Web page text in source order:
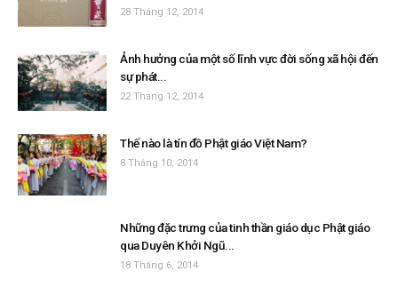
28 Tháng 12, 2014
Ảnh hưởng của một số lĩnh vực đời sống xã hội đến
sự phát...
22 Tháng 12, 2014
Thế nào là tín đồ Phật giáo Việt Nam?
8 Tháng 10, 2014
Những đặc trưng của tinh thần giáo dục Phật giáo
qua Duyên Khởi Ngũ...
18 Tháng 6, 2014